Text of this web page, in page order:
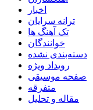
اخبار
ترانه سرایان
تک آهنگ ها
خوانندگان
دسته‌بندی نشده
رویداد ویژه
صفحه موسیقی
متفرقه
مقاله و تحلیل